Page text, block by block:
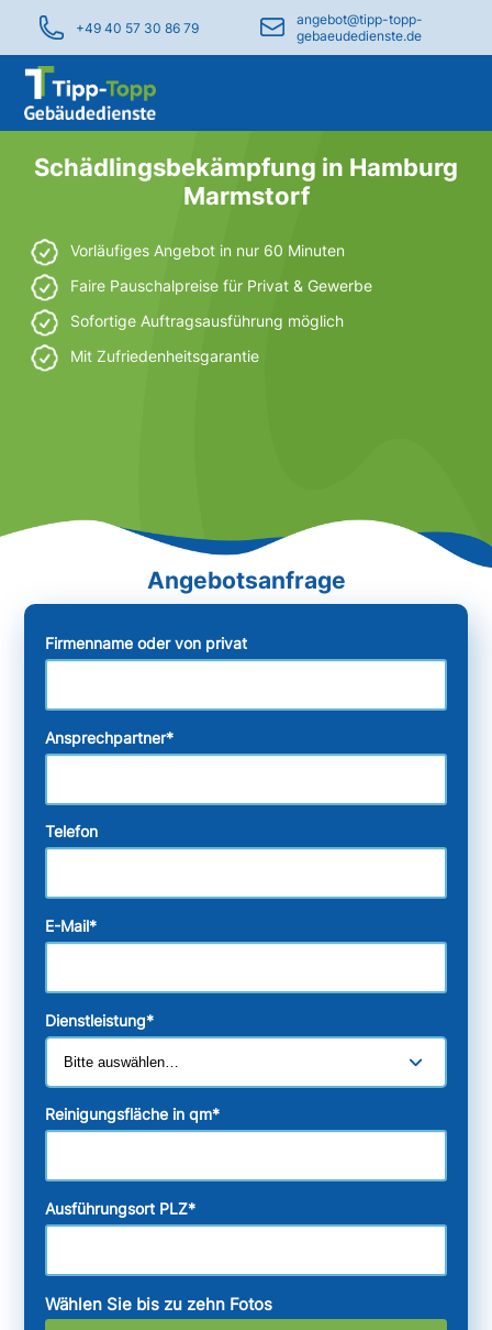
+49 40 57 30 86 79
angebot@tipp-topp-
gebaeudedienste.de
Schädlingsbekämpfung in Hamburg
Marmstorf
Vorläufiges Angebot in nur 60 Minuten
Faire Pauschalpreise für Privat & Gewerbe
Sofortige Auftragsausführung möglich
Mit Zufriedenheitsgarantie
Firmenname oder von privat
Ansprechpartner*
Telefon
E-Mail*
Dienstleistung*
Reinigungsfläche in qm*
Ausführungsort PLZ*
Wählen Sie bis zu zehn Fotos